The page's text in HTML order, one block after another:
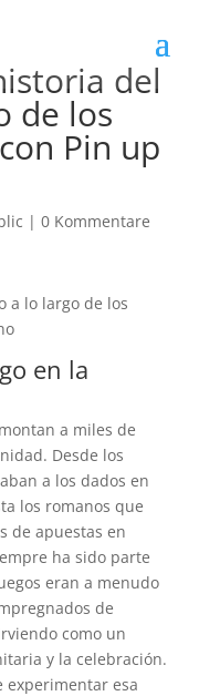
del
de los
Pin up
| 0 Kommentare
a lo largo de los
en la
a miles de
Desde los
a los dados en
los romanos que
de apuestas en
ha sido parte
eran a menudo
de
como un
y la celebración.
experimentar esa